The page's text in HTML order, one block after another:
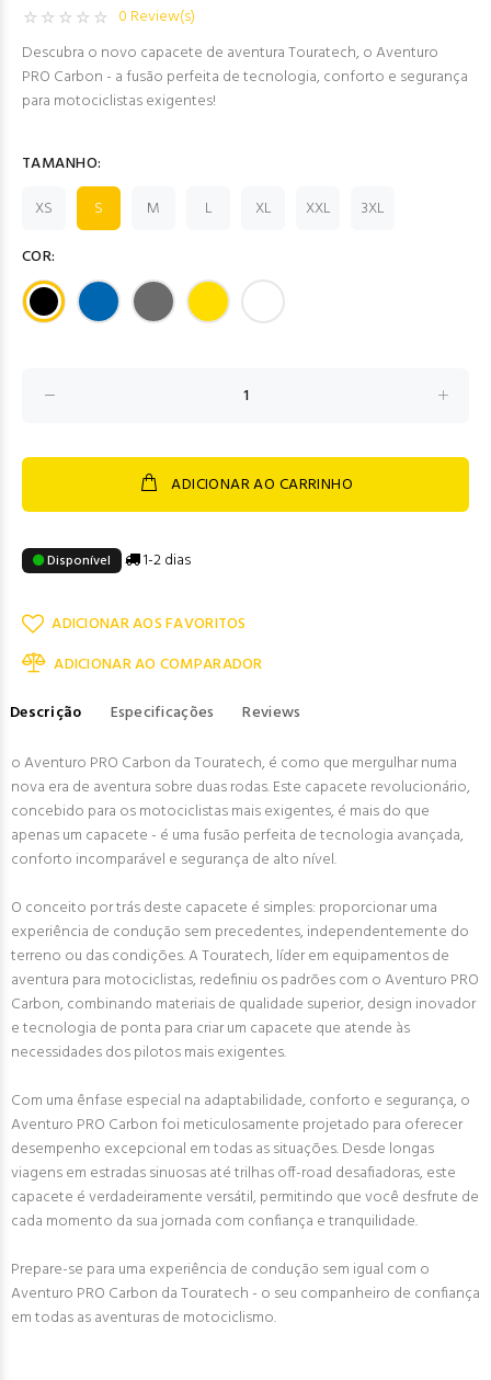
0 Review(s)
Descubra o novo capacete de aventura Touratech, o Aventuro
PRO Carbon - a fusão perfeita de tecnologia, conforto e segurança
para motociclistas exigentes!
TAMANHO:
XS
S M L XL XXL
3XL
COR:
ADICIONAR AO CARRINHO
Disponível 1-2 dias
ADICIONAR AOS FAVORITOS
ADICIONAR AO COMPARADOR
Descrição
Especificações
Reviews
o Aventuro PRO Carbon da Touratech, é como que mergulhar numa
nova era de aventura sobre duas rodas. Este capacete revolucionário,
concebido para os motociclistas mais exigentes, é mais do que
apenas um capacete - é uma fusão perfeita de tecnologia avançada,
conforto incomparável e segurança de alto nível.
O conceito por trás deste capacete é simples: proporcionar uma
experiência de condução sem precedentes, independentemente do
terreno ou das condições. A Touratech, líder em equipamentos de
aventura para motociclistas, redefiniu os padrões com o Aventuro PRO
Carbon, combinando materiais de qualidade superior, design inovador
e tecnologia de ponta para criar um capacete que atende às
necessidades dos pilotos mais exigentes.
Com uma ênfase especial na adaptabilidade, conforto e segurança, o
Aventuro PRO Carbon foi meticulosamente projetado para oferecer
desempenho excepcional em todas as situações. Desde longas
viagens em estradas sinuosas até trilhas off-road desafiadoras, este
capacete é verdadeiramente versátil, permitindo que você desfrute de
cada momento da sua jornada com confiança e tranquilidade.
Prepare-se para uma experiência de condução sem igual com o
Aventuro PRO Carbon da Touratech - o seu companheiro de confiança
em todas as aventuras de motociclismo.